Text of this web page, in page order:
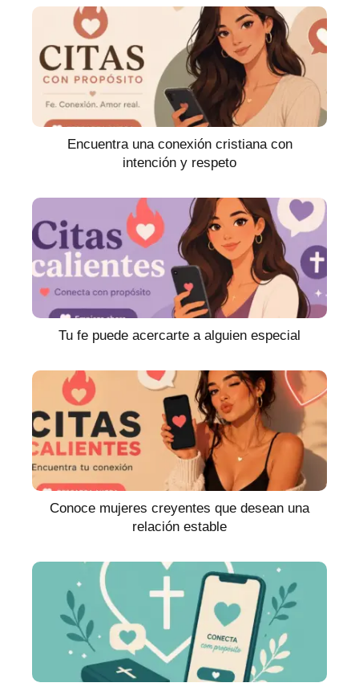
Encuentra una conexión cristiana con
intención y respeto
Tu fe puede acercarte a alguien especial
Conoce mujeres creyentes que desean una
relación estable